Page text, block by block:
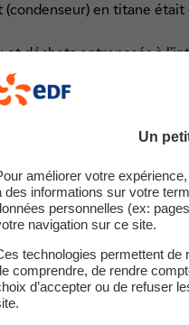
(condenseur) en titane
déchets entreposés à
sur les matières et les
l’installation après
des Grands
sur le site n’ont
(Swedish Radiation Safety
internationale INES
écoulées et à venir
et de pyrolyse ainsi
Un
améliorer votre
des informations sur votre
personnelles (ex:
navigation sur ce site.
technologies permettent de
comprendre, de rendre
d’accepter ou de refuser